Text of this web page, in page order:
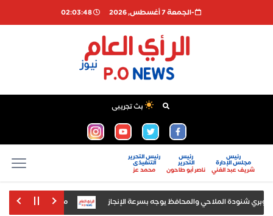
-الجمعة 7 أغسطس, 2026 02:03:49
بث تجريبى
رئيس
مجلس الإدارة
شريف عبد الغني
رئيس
التحرير
ناصر أبو طاحون
رئيس التحرير
التنفيذى
محمد عز
شنودة الملاحي والمحافظ يوجه بسرعة الإنجاز محمود الشاذلي يكتب: